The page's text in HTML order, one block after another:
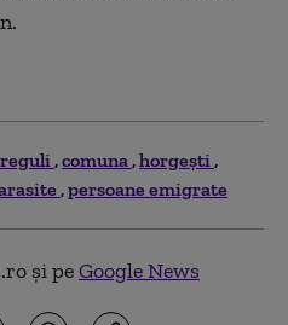
comuna horgeşti
persoane emigrate
și peGoogle News